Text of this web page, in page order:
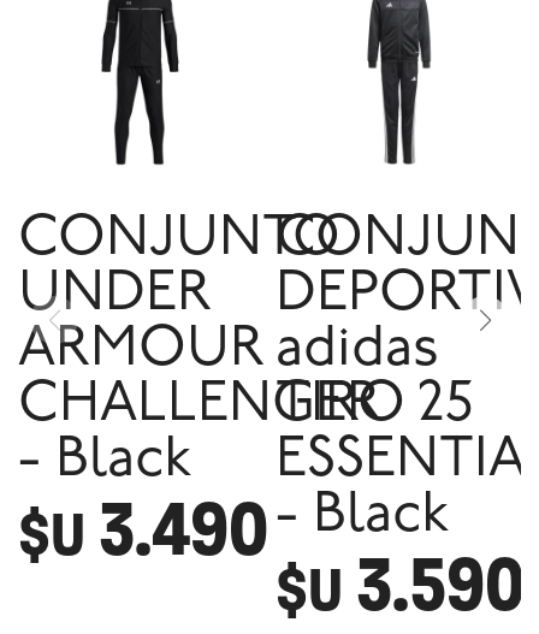
CONJUNTO
UNDER
ARMOUR
CHALLENGER
- Black
$U 3.490
adidas
TIRO 25
- Black
$U 3.590